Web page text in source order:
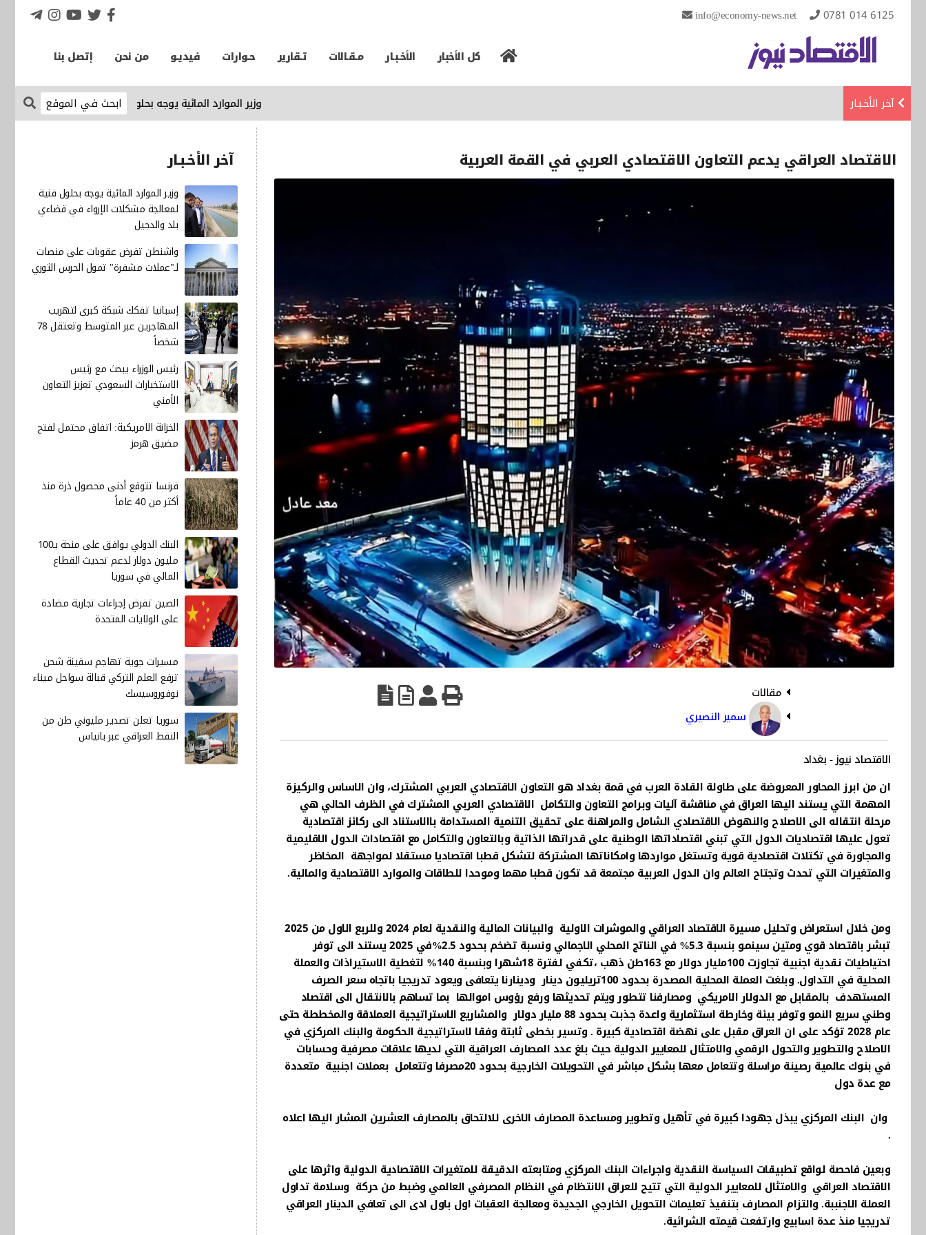
info@economy-news.net 0781 014 6125
كل الأخبار الأخـبـار مـقـالات تـقارير حـوارات فيديـو من نحن إتصل بنا
آخر الأخـبـار وزير الموارد المائية يوجه بحلول فنية لمعالجة مشكلات الإرواء في
الاقتصاد العراقي يدعم التعاون الاقتصادي العربي في القمة العربية
مقالات
سمير النصيري
الاقتصاد نيوز - بغداد
ان من ابرز المحاور المعروضة على طاولة القادة العرب في قمة بغداد هو التعاون الاقتصادي العربي المشترك، وان الاساس والركيزة
المهمة التي يستند اليها العراق في مناقشة آليات وبرامج التعاون والتكامل الاقتصادي العربي المشترك في الظرف الحالي هي
مرحلة انتقاله الى الاصلاح والنهوض الاقتصادي الشامل والمراهنة على تحقيق التنمية المستدامة باالاستناد الى ركائز اقتصادية
تعول عليها اقتصاديات الدول التي تبني اقتصاداتها الوطنية على قدراتها الذاتية وبالتعاون والتكامل مع اقتصادات الدول الاقليمية
والمجاورة في تكتلات اقتصادية قوية وتستغل مواردها وامكاناتها المشتركة لتشكل قطبا اقتصاديا مستقلا لمواجهة المخاظر
والمتغيرات التي تحدث وتجتاح العالم وان الدول العربية مجتمعة قد تكون قطبا مهما وموحدا للطاقات والموارد الاقتصادية والمالية.
ومن خلال استعراض وتحليل مسيرة الاقتصاد العراقي والموشرات الاولية والبيانات المالية والنقدية لعام 2024 وللربع الاول من 2025
تبشر باقتصاد قوي ومتين سينمو بنسبة 5.3% في الناتج المحلي الاجمالي ونسبة تضخم بحدود 2.5%في 2025 يستند الى توفر
احتياطيات نقدية اجنبية تجاوزت 100مليار دولار مع 163طن ذهب ،تكفي لفترة 18شهرا وبنسبة 140% لتغطية الاستيراذات والعملة
المحلية في التداول. وبلغت العملة المحلية المصدرة بحدود 100تريليون دينار ودينارنا يتعافى ويعود تدريجيا باتجاه سعر الصرف
المستهدف بالمقابل مع الدولار الامريكي ومصارفنا تتطور ويتم تحديثها ورفع رؤوس اموالها بما تساهم بالانتقال الى اقتصاد
وطني سريع النمو وتوفر بيئة وخارطة استثمارية واعدة جذبت بحدود 88 مليار دولار والمشاريع الاستراتيجية العملاقة والمخططة حتى
عام 2028 تؤكد على ان العراق مقبل على نهضة اقتصادية كبيرة . وتسير بخطى ثابتة وفقا لاستراتيجية الحكومة والبنك المركزي في
الاصلاح والتطوير والتحول الرقمي والامتثال للمعايير الدولية حيث بلغ عدد المصارف العراقية التي لديها علاقات مصرفية وحسابات
في بنوك عالمية رصينة مراسلة وتتعامل معها بشكل مباشر في التحويلات الخارجية بحدود 20مصرفا وتتعامل بعملات اجنبية متعددة
مع عدة دول
وان البنك المركزي يبذل جهودا كبيرة في تأهيل وتطوير ومساعدة المصارف الاخرى للالتحاق بالمصارف العشرين المشار اليها اعلاه
.
وبعين فاحصة لواقع تطبيقات السياسة النقدية واجراءات البنك المركزي ومتابعته الدقيقة للمتغيرات الاقتصادية الدولية واثرها على
الاقتصاد العراقي والامتثال للمعايير الدولية التي تتيح للعراق الانتظام في النظام المصرفي العالمي وضبط من حركة وسلامة تداول
العملة الاجنببة. والتزام المصارف بتنفيذ تعليمات التحويل الخارجي الجديدة ومعالجة العقبات اول باول ادى الى تعافي الدينار العراقي
تدريجيا منذ عدة اسابيع وارتفعت قيمته الشرائية.
آخر الأخـبـار
وزير الموارد المائية يوجه بحلول فنية
لمعالجة مشكلات الإرواء في قضاءي
بلد والدجيل
واشنطن تفرض عقوبات على منصات
لـ"عملات مشفرة" تمول الحرس الثوري
إسبانيا تفكك شبكة كبرى لتهريب
المهاجرين عبر المتوسط وتعتقل 78
شخصاً
رئيس الوزراء يبحث مع رئيس
الاستخبارات السعودي تعزيز التعاون
الأمني
الخزانة الامريكية: اتفاق محتمل لفتح
مضيق هرمز
فرنسا تتوقع أدنى محصول ذرة منذ
أكثر من 40 عاماً
البنك الدولي يوافق على منحة بـ100
مليون دولار لدعم تحديث القطاع
المالي في سوريا
الصين تفرض إجراءات تجارية مضادة
على الولايات المتحدة
مسيرات جوية تهاجم سفينة شحن
ترفع العلم التركي قبالة سواحل ميناء
نوفوروسيسك
سوريا تعلن تصدير مليوني طن من
النفط العراقي عبر بانياس